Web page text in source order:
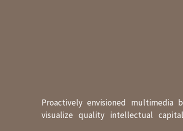
Proactively envisioned multimedia
visualize quality intellectual